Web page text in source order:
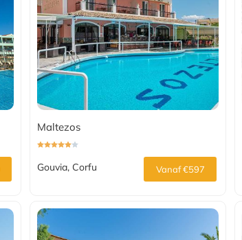
Maltezos
Gouvia, Corfu Vanaf €597